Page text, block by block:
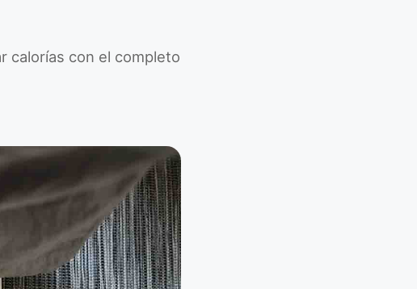
calorías con el completo